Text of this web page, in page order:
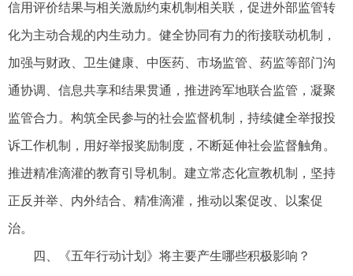
信用评价结果与相关激励约束机制相关联，促进外部监管转
化为主动合规的内生动力。健全协同有力的衔接联动机制，
加强与财政、卫生健康、中医药、市场监管、药监等部门沟
通协调、信息共享和结果贯通，推进跨军地联合监管，凝聚
监管合力。构筑全民参与的社会监督机制，持续健全举报投
诉工作机制，用好举报奖励制度，不断延伸社会监督触角。
推进精准滴灌的教育引导机制。建立常态化宣教机制，坚持
正反并举、内外结合、精准滴灌，推动以案促改、以案促
治。
四、《五年行动计划》将主要产生哪些积极影响？